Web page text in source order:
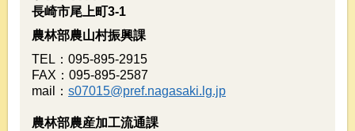
長崎市尾上町3-1
農林部農山村振興課
TEL：095-895-2915
FAX：095-895-2587
mail： s07015@pref.nagasaki.lg.jp
農林部農産加工流通課